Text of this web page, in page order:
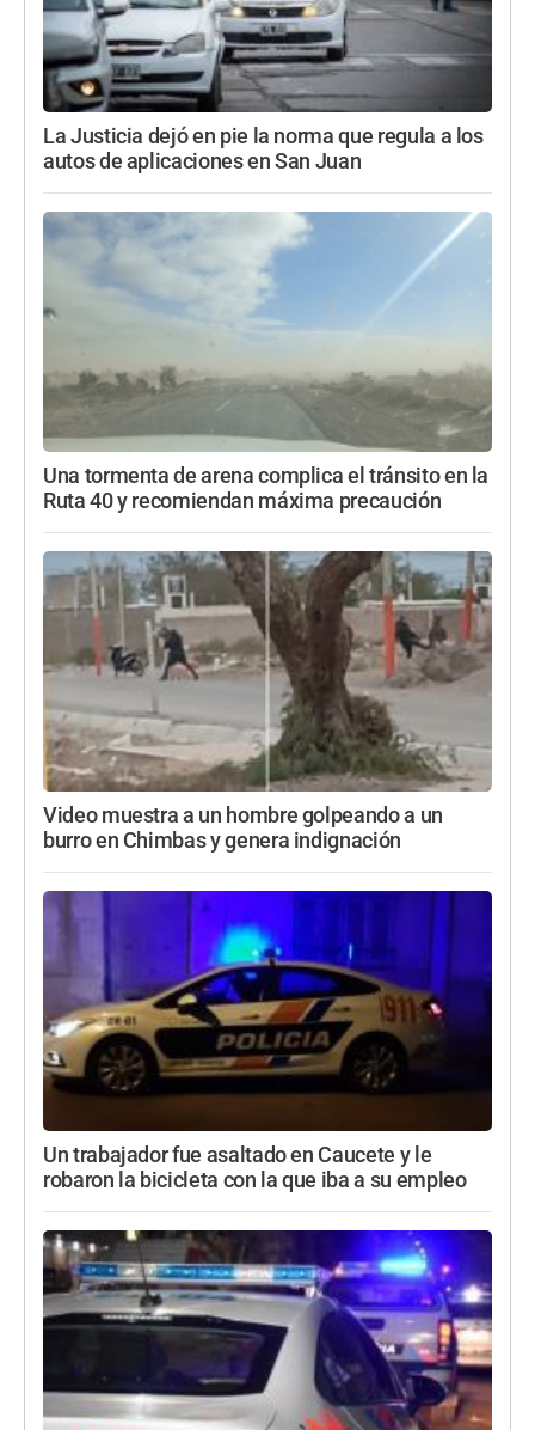
La Justicia dejó en pie la norma que regula a los
autos de aplicaciones en San Juan
Una tormenta de arena complica el tránsito en la
Ruta 40 y recomiendan máxima precaución
Video muestra a un hombre golpeando a un
burro en Chimbas y genera indignación
Un trabajador fue asaltado en Caucete y le
robaron la bicicleta con la que iba a su empleo